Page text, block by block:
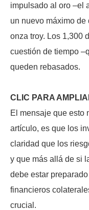
impulsado al oro –el
un nuevo máximo
onza troy. Los 1,300
cuestión de tiempo
queden rebasados.
CLIC PARA
El mensaje que esto
artículo, es que los
claridad que los
y que más allá de si
debe estar
financieros
crucial.